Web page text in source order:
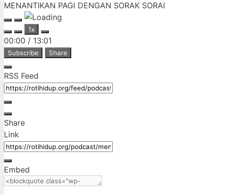
MENANTIKAN PAGI DENGAN SORAK SORAI
Play
Episode
Pause
Episode
1x
00:00 / 13:01
Subscribe Share
RSS Feed
Share
Link
Embed